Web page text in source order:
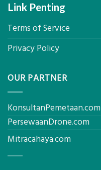
Link Penting
Terms of Service
Privacy Policy
OUR PARTNER
KonsultanPemetaan.com
PersewaanDrone.com
Mitracahaya.com